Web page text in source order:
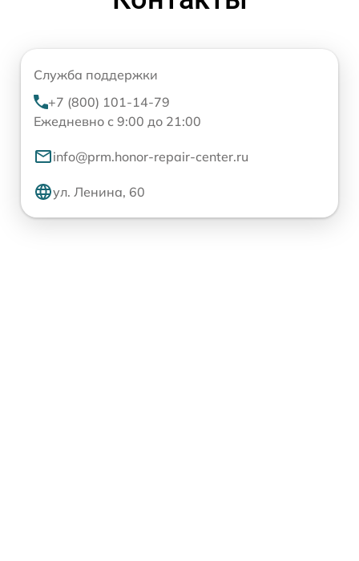
Служба поддержки
+7 (800) 101-14-79
Ежедневно с 9:00 до 21:00
info@prm.honor-repair-center.ru
ул. Ленина, 60